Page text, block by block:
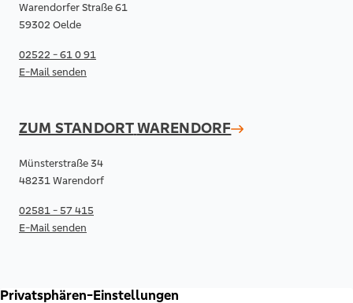
Warendorfer Straße 61
59302 Oelde
02522 - 61 0 91
E-Mail senden
ZUM STANDORTWARENDORF
Münsterstraße 34
48231 Warendorf
02581 - 57 415
E-Mail senden
RECHTLICHES & KONTAKT